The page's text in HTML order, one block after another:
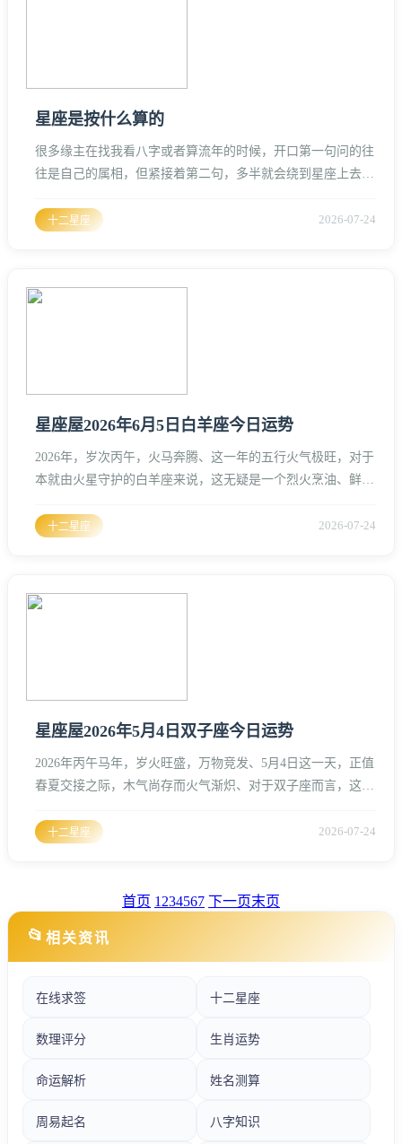
星座是按什么算的
很多缘主在找我看八字或者算流年的时候，开口第一句问的往
往是自己的属相，但紧接着第二句，多半就会绕到星座上去、
量的话题兴致更高、不少人其实一直没搞清楚，这伴随咱们一
准我们要明确一个核心：星座是西方星象学的产物，它的根基
是太阳历，也就是
十二星座 2026-07-24
星座屋2026年6月5日白羊座今日运势
2026年，岁次丙午，火马奔腾、这一年的五行火气极旺，对于
本就由火星守护的白羊座来说，这无疑是一个烈火烹油、鲜花
致、这一天，白羊座的命宫里星象流转剧烈，火星与木星呈现
体气场呈现出一种“龙跃于渊”的态势、所谓龙跃于渊，是指力
量已经
十二星座 2026-07-24
星座屋2026年5月4日双子座今日运势
2026年丙午马年，岁火旺盛，万物竞发、5月4日这一天，正值
春夏交接之际，木气尚存而火气渐炽、对于双子座而言，这一
格局、星座屋针对这一天的运势解析，不仅要看黄道十二宫的
年，丙火坐午火，乃是极旺之象、双子座作为风象星座，在火
十二星座 2026-07-24
首页 1 234567 下一页末页
📂 相关资讯
在线求签 十二星座
数理评分 生肖运势
命运解析 姓名测算
周易起名 八字知识